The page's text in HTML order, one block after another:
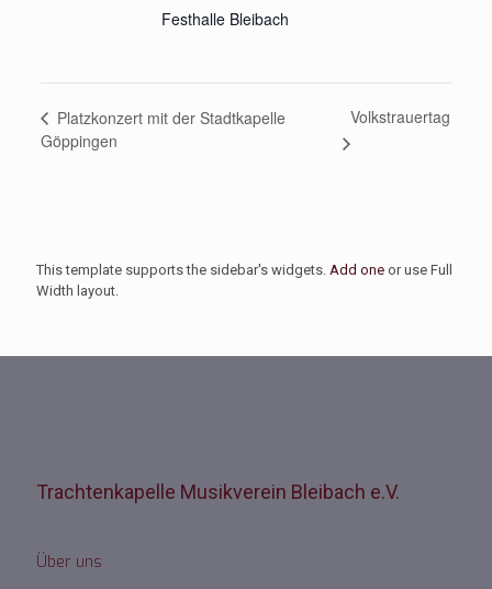
Festhalle Bleibach
Platzkonzert mit der Stadtkapelle
Göppingen
Volkstrauertag
This template supports the sidebar's widgets. Add one or use Full
Width layout.
Trachtenkapelle Musikverein Bleibach e.V.
Über uns